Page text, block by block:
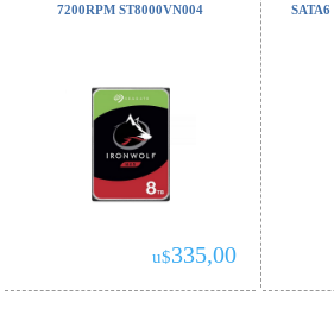
7200RPM ST8000VN004
u$335,00